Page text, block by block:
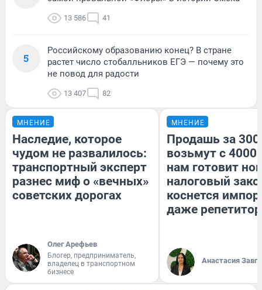
13 586 41
5
Российскому образованию конец? В стране
растет число стобалльников ЕГЭ — почему это
не повод для радости
13 407 82
МНЕНИЕ
Наследие, которое
чудом не развалилось:
транспортный эксперт
разнес миф о «вечных»
советских дорогах
Олег Арефьев
Блогер, предприниматель,
владелец в транспортном
бизнесе
МНЕНИЕ
Продашь за
возьмут с
нам готовит
налоговый
коснется
даже
Анастасия